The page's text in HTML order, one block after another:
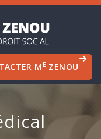
ME ZENOU